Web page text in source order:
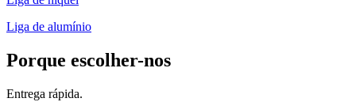
Liga de alumínio
Porque escolher-nos
Entrega rápida.